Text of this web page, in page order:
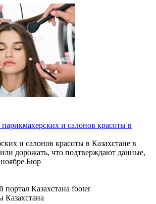
и салонов красоты в
и салонов красоты в Казахстане в
дорожать, что подтверждают данные,
Бюр
Казахстана